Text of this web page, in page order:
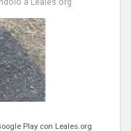
Play con Leales.org